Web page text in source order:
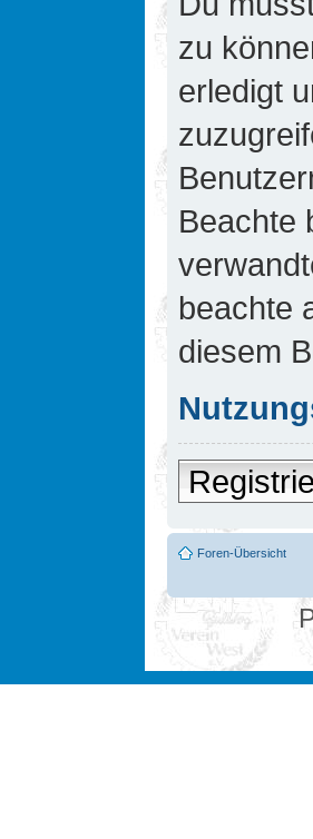
zu
erledigt
Beachte
beachte
diesem
Foren-Übersicht